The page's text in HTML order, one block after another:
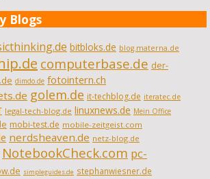
Blogs
bitbloks.de blog.materna.de
computerbase.de der-
dimdo.de fotointern.ch
golem.de it-techblog.de iteratec.de
legal-tech-blog.de linuxnews.de Mein Office
mobi-test.de mobile-zeitgeist.com
nerdsheaven.de netz-blog.de
NotebookCheck.com pc-
simpleguides.de stephanwiesner.de